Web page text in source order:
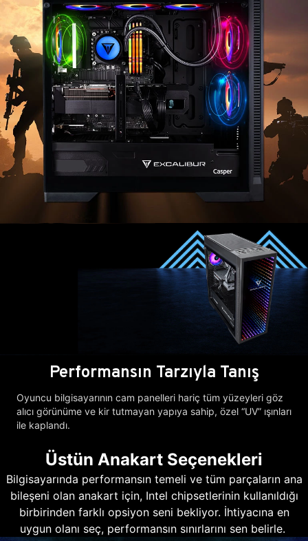
Performansın Tarzıyla Tanış
Oyuncu bilgisayarının cam panelleri hariç tüm yüzeyleri göz
alıcı görünüme ve kir tutmayan yapıya sahip, özel “UV” ışınları
ile kaplandı.
Üstün Anakart Seçenekleri
Bilgisayarında performansın temeli ve tüm parçaların ana
bileşeni olan anakart için, Intel chipsetlerinin kullanıldığı
birbirinden farklı opsiyon seni bekliyor. İhtiyacına en
uygun olanı seç, performansın sınırlarını sen belirle.